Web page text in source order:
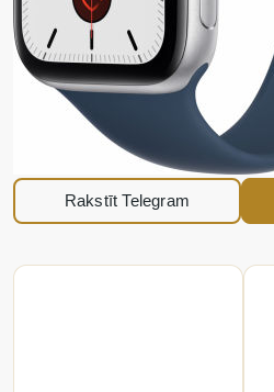
Rakstīt Telegram